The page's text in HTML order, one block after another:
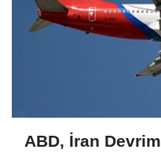
ABD, İran